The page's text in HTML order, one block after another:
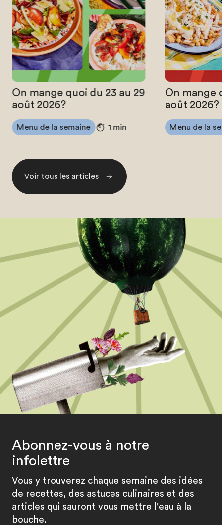
On mange quoi du 23 au 29
août 2026?
Menu de la semaine 1 min
On mange
août 2026?
Menu de la
Voir tous les articles
Abonnez-vous à notre
infolettre
Vous y trouverez chaque semaine des idées
de recettes, des astuces culinaires et des
articles qui sauront vous mettre l'eau à la
bouche.